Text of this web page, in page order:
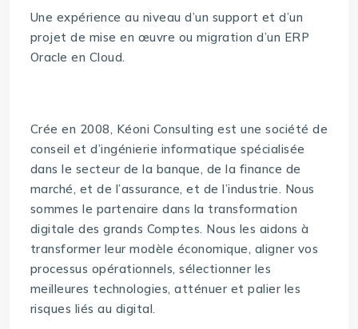
Une expérience au niveau d’un support et d’un
projet de mise en œuvre ou migration d’un ERP
Oracle en Cloud.
Crée en 2008, Kéoni Consulting est une société de
conseil et d’ingénierie informatique spécialisée
dans le secteur de la banque, de la finance de
marché, et de l’assurance, et de l’industrie. Nous
sommes le partenaire dans la transformation
digitale des grands Comptes. Nous les aidons à
transformer leur modèle économique, aligner vos
processus opérationnels, sélectionner les
meilleures technologies, atténuer et palier les
risques liés au digital.